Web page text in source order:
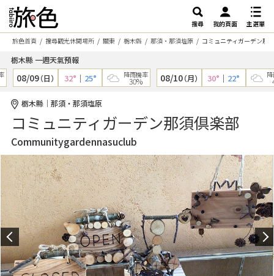
搜尋 我的頁面
主選單
旅色首頁
搜尋觀光休閒場所 關東 栃木縣 那須・那須塩原 コミュニティガーデン那
栃木縣 一週天氣預報
08/09（日） 32°｜25° 降雨機率
30% 08/10（月） 30°｜ 22° 降雨
栃木縣｜那須・那須塩原
コミュニティガーデン那須倶楽部
Communitygardennasuclub